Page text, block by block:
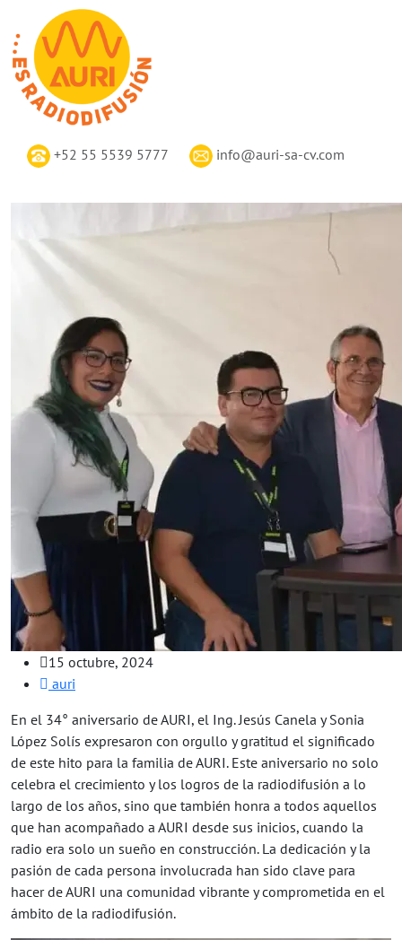
+52 55 5539 5777 info@auri-sa-cv.com
15 octubre, 2024
auri
En el 34° aniversario de AURI, el Ing. Jesús Canela y Sonia
López Solís expresaron con orgullo y gratitud el significado
de este hito para la familia de AURI. Este aniversario no solo
celebra el crecimiento y los logros de la radiodifusión a lo
largo de los años, sino que también honra a todos aquellos
que han acompañado a AURI desde sus inicios, cuando la
radio era solo un sueño en construcción. La dedicación y la
pasión de cada persona involucrada han sido clave para
hacer de AURI una comunidad vibrante y comprometida en el
ámbito de la radiodifusión.